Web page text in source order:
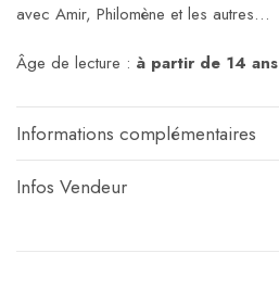
avec Amir, Philomène et les autres…
Âge de lecture : à partir de 14 ans
Informations complémentaires
Infos Vendeur